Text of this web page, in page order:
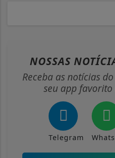
NOSSAS
Receba as notícias do
seu app favorito
Telegram